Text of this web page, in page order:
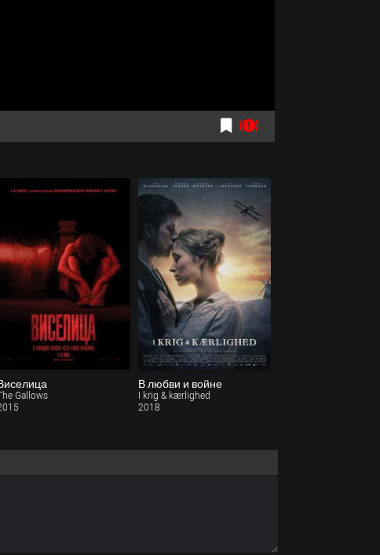
Gallows
В любви и войне
I krig & kærlighed
2018